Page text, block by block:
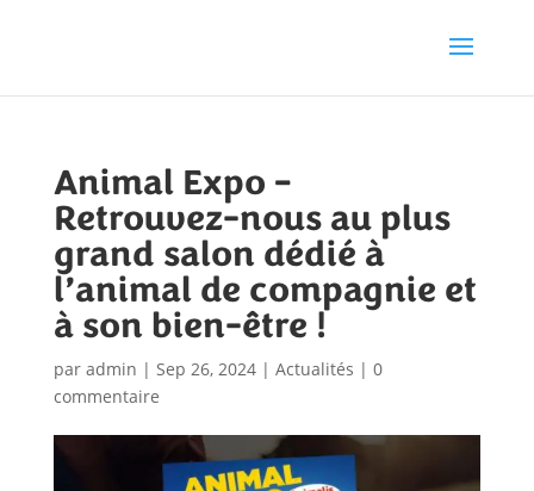
Animal Expo –
Retrouvez-nous au plus
grand salon dédié à
l’animal de compagnie et
à son bien-être !
par admin | Sep 26, 2024| Actualités | 0
commentaire